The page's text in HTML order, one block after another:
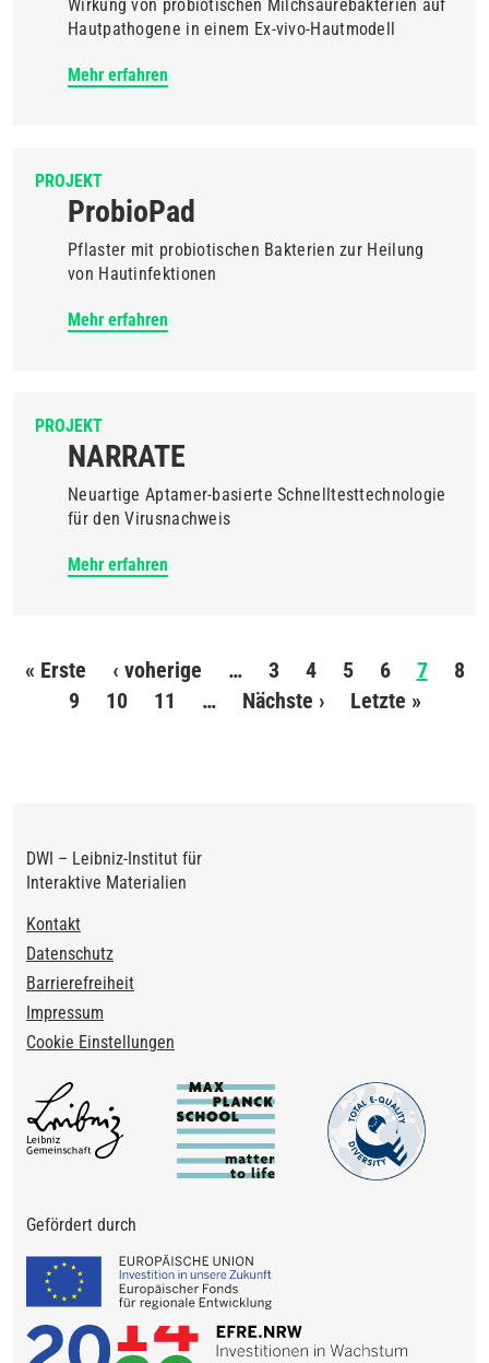
Wirkung von probiotischen Milchsäurebakterien auf
Hautpathogene in einem Ex-vivo-Hautmodell
Mehr erfahren
PROJEKT
ProbioPad
Pflaster mit probiotischen Bakterien zur Heilung
von Hautinfektionen
Mehr erfahren
PROJEKT
NARRATE
Neuartige Aptamer-basierte Schnelltesttechnologie
für den Virusnachweis
Mehr erfahren
Seitennummerierung
« Erste Erste
Seite
‹ voherige Vorherige
Seite
… 3 4 5 6 7
8
9
10 11 … Nächste ›Nächste
Letzte »
DWI – Leibniz-Institut für
Interaktive Materialien
Footer
Kontakt
Datenschutz
Barrierefreiheit
Impressum
Cookie Einstellungen
Gefördert durch